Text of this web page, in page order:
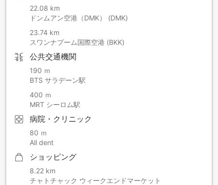
22.08 km
ドンムアン空港（DMK） (DMK)
23.74 km
スワンナプーム国際空港 (BKK)
公共交通機関
190 ｍ
BTS サラデーン駅
400 ｍ
MRT シーロム駅
病院・クリニック
80 ｍ
All dent
ショッピング
8.22 km
チャトチャック ウィークエンドマーケット